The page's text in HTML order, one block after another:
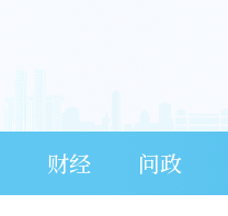
财经 问政